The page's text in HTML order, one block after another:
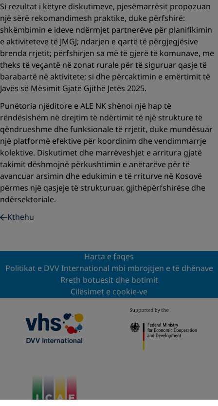
Si rezultat i këtyre diskutimeve, pjesëmarrësit propozuan
një sërë rekomandimesh praktike, duke përfshirë:
shkëmbimin e ideve ndërmjet partnerëve për planifikimin
e aktiviteteve të JMGJ; ndarjen e qartë të përgjegjësive
brenda rrjetit; përfshirjen sa më të gjerë të komunave, me
theks të veçantë në zonat rurale për të siguruar qasje të
barabartë në aktivitete; si dhe përcaktimin e emërtimit të
Javës së Mësimit Gjatë Gjithë Jetës 2025.
Punëtoria njëditore e ALE NK shënoi një hap të
rëndësishëm në drejtim të ndërtimit të një strukture të
qëndrueshme dhe funksionale të rrjetit, duke mundësuar
një platformë efektive për koordinim dhe vendimmarrje
kolektive. Diskutimet dhe marrëveshjet e arritura gjatë
takimit dëshmojnë përkushtimin e anëtarëve për të
avancuar arsimin dhe edukimin e të rriturve në Kosovë
përmes një qasjeje të strukturuar, gjithëpërfshirëse dhe
ndërsektoriale.
Kthehu
Harta e faqes
Politikat e DVV International mbi mbrojtjen e të dhënave
Rreth botuesit dhe botimit
Cilësimet e cookie-ve